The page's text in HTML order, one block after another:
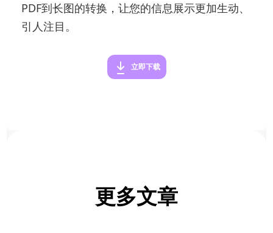
PDF到长图的转换，让您的信息展示更加生动、
引人注目。
立即下载
更多文章